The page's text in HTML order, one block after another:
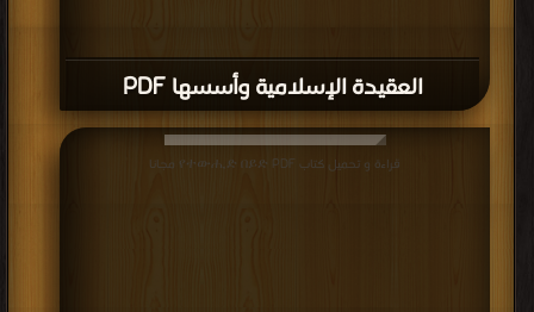
العقيدة الإسلامية وأسسها PDF
قراءة و تحميل كتاب የተውሒድ በይድ PDF مجانا